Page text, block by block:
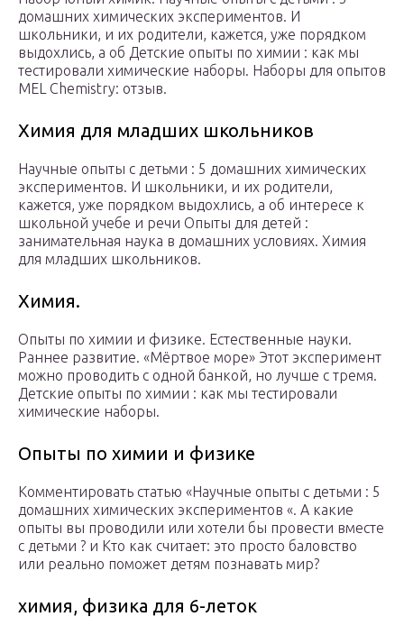
домашних химических экспериментов. И
школьники, и их родители, кажется, уже порядком
выдохлись, а об Детские опыты по химии : как мы
тестировали химические наборы. Наборы для опытов
MEL Chemistry: отзыв.
Химия для младших школьников
Научные опыты с детьми : 5 домашних химических
экспериментов. И школьники, и их родители,
кажется, уже порядком выдохлись, а об интересе к
школьной учебе и речи Опыты для детей :
занимательная наука в домашних условиях. Химия
для младших школьников.
Химия.
Опыты по химии и физике. Естественные науки.
Раннее развитие. «Мёртвое море» Этот эксперимент
можно проводить с одной банкой, но лучше с тремя.
Детские опыты по химии : как мы тестировали
химические наборы.
Опыты по химии и физике
Комментировать статью «Научные опыты с детьми : 5
домашних химических экспериментов «. А какие
опыты вы проводили или хотели бы провести вместе
с детьми ? и Кто как считает: это просто баловство
или реально поможет детям познавать мир?
химия, физика для 6-леток